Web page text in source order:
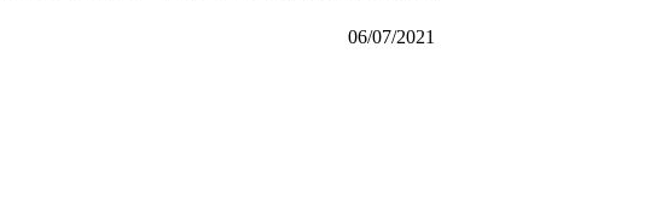
06/07/2021